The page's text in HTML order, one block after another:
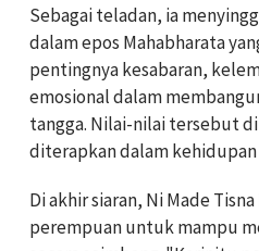
Sebagai teladan, ia
dalam epos Mahabharata
pentingnya kesabaran,
emosional dalam
tangga. Nilai-nilai tersebut
diterapkan dalam kehidupan
Di akhir siaran, Ni Made
perempuan untuk mampu